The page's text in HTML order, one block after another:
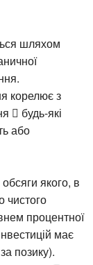
шляхом
корелює з
 будь-які
або
якого, в
чистого
процентної
має
позику).